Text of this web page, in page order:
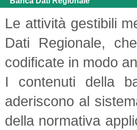
Le attività gestibili
Dati Regionale,
codificate in modo
I contenuti della
aderiscono al
della normativa